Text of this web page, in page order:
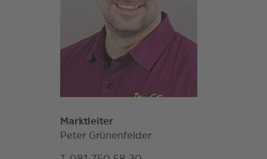
Marktleiter
Peter Grünenfelder